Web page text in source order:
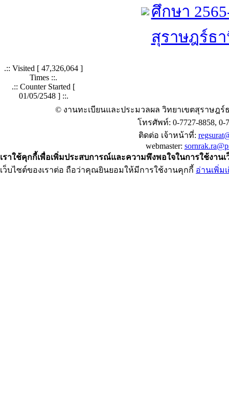
ศึกษา
สุราษฎร์ธ
.:: Visited [ 47,326,064 ]
Times ::.
.:: Counter Started [
01/05/2548 ] ::.
© งานทะเบียนและประมวลผล วิทยาเขตสุราษฎ
โทรศัพท์: 0-7727-8858, 0-
ติดต่อ เจ้าหน้าที่:
webmaster:
เราใช้คุกกี้เพื่อเพิ่มประสบการณ์และความพึงพอใจในการใช้งาน
เว็บไซต์ของเราต่อ ถือว่าคุณยินยอมให้มีการใช้งานคุกกี้ อ่านเพิ่ม